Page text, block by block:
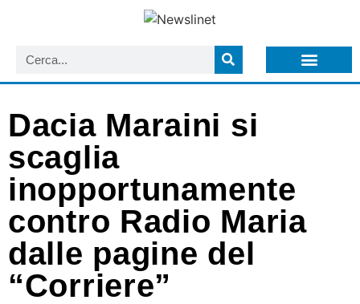
Dacia Maraini si
scaglia
inopportunamente
contro Radio Maria
dalle pagine del
“Corriere”